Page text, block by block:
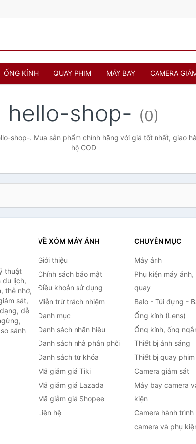
ỐNG KÍNH QUAY PHIM MÁY BAY CAMERA
hello-shop- (0)
shop-. Mua sản phẩm chính hãng với giá tốt nhất, giao
hộ COD
thuật
du lịch,
thẻ nhớ,
sát,
dễ
sánh
VỀ XÓM MÁY ẢNH
Giới thiệu
Chính sách bảo mật
Điều khoản sử dụng
Miễn trừ trách nhiệm
Danh mục
Danh sách nhãn hiệu
Danh sách nhà phân phối
Danh sách từ khóa
Mã giảm giá Tiki
Mã giảm giá Lazada
Mã giảm giá Shopee
Liên hệ
CHUYÊN MỤC
Máy ảnh
Phụ kiện máy ảnh,
quay
Balo - Túi đựng -
Ống kính (Lens)
Ống kính, ống
Thiết bị ánh sáng
Thiết bị quay phim
Camera giám sát
Máy bay camera
kiện
Camera hành trình
camera và phụ